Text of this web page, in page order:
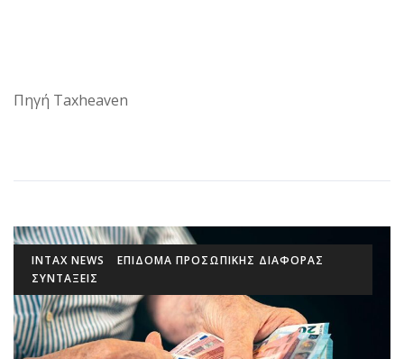
Πηγή Taxheaven
INTAX NEWS
ΕΠΊΔΟΜΑ ΠΡΟΣΩΠΙΚΉΣ ΔΙΑΦΟΡΆΣ
ΣΥΝΤΑΞΕΙΣ